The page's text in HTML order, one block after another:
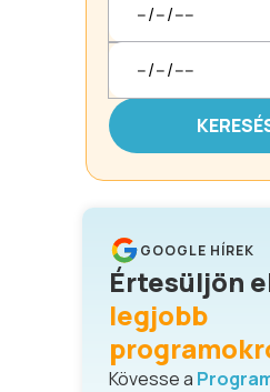
GOOGLE HÍREK
Értesüljön
legjobb
Kövesse a